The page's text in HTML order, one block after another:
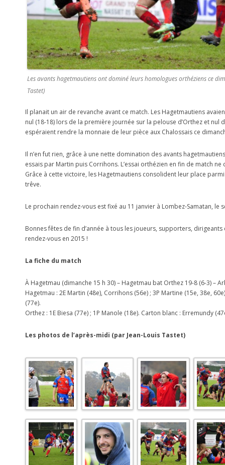
Les avants hagetmautiens ont dominé leurs homologues orthéziens ce
Tastet)
Il planait un air de revanche avant ce match. Les Hagetmautiens
nul (18-18) lors de la première journée sur la pelouse d’Orthez et nul
espéraient rendre la monnaie de leur pièce aux Chalossais ce
Il n’en fut rien, grâce à une nette domination des avants
essais par Martin puis Corrihons. L’essai orthézien en fin de match ne
Grâce à cette victoire, les Hagetmautiens consolident leur place
trêve.
Le prochain rendez-vous est fixé au 11 janvier à Lombez-Samatan, le
Bonnes fêtes de fin d’année à tous les joueurs, supporters,
rendez-vous en 2015 !
La fiche du match
À Hagetmau (dimanche 15 h 30) – Hagetmau bat Orthez 19-8 (6-3) –
Hagetmau : 2E Martin (48e), Corrihons (56e) ; 3P Martine (15e, 38e,
(77e).
Orthez : 1E Biesa (77e) ; 1P Manole (18e). Carton blanc : Erremundy
Les photos de l’après-midi (par Jean-Louis Tastet)